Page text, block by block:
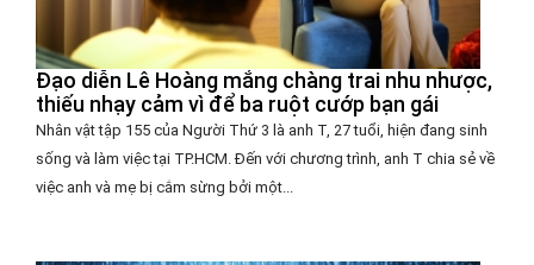
Đạo diễn Lê Hoàng mắng chàng trai nhu nhược,
thiếu nhạy cảm vì để ba ruột cướp bạn gái
Nhân vật tập 155 của Người Thứ 3 là anh T, 27 tuổi, hiện đang sinh
sống và làm việc tại TP.HCM. Đến với chương trình, anh T chia sẻ về
việc anh và mẹ bị cắm sừng bởi một...